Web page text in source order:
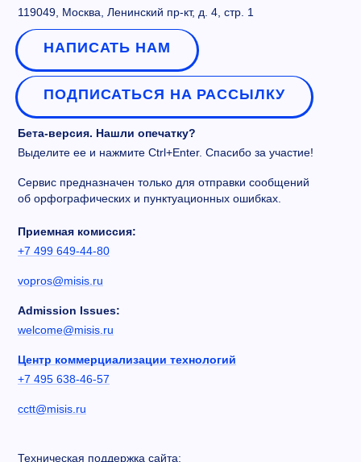
119049, Москва, Ленинский пр-кт, д. 4, стр. 1
НАПИСАТЬ НАМ
ПОДПИСАТЬСЯ НА РАССЫЛКУ
Бета-версия. Нашли опечатку?
Выделите ее и нажмите Ctrl+Enter. Спасибо за участие!
Сервис предназначен только для отправки сообщений
об орфографических и пунктуационных ошибках.
Приемная комиссия:
+7 499 649-44-80
vopros@misis.ru
Admission Issues:
welcome@misis.ru
Центр коммерциализации технологий
+7 495 638-46-57
cctt@misis.ru
Техническая поддержка сайта: